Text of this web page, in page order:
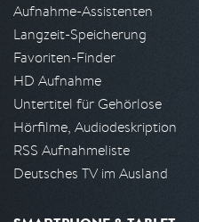
Aufnahme-Assistenten
Langzeit-Speicherung
Favoriten-Finder
HD Aufnahme
Untertitel für Gehörlose
Hörfilme, Audiodeskription
RSS Aufnahmeliste
Deutsches TV im Ausland